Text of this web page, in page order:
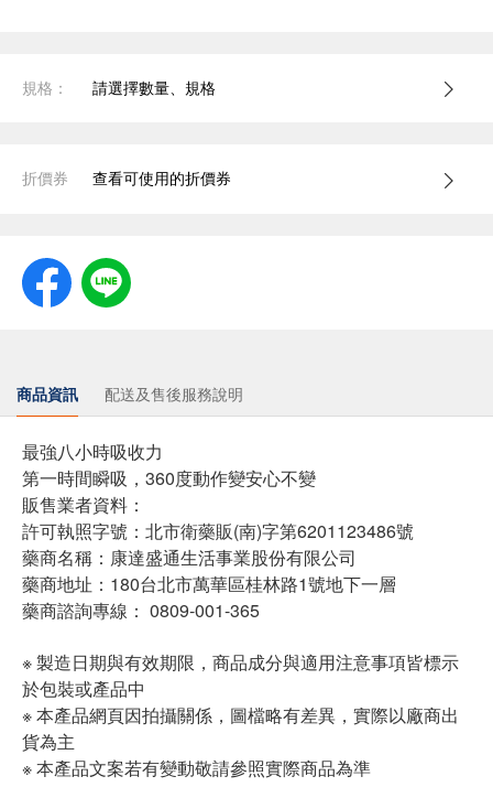
規格： 請選擇數量、規格
折價券 查看可使用的折價券
商品資訊 配送及售後服務說明
最強八小時吸收力
第一時間瞬吸，360度動作變安心不變
販售業者資料：
許可執照字號：北市衛藥販(南)字第6201123486號
藥商名稱：康達盛通生活事業股份有限公司
藥商地址：180台北市萬華區桂林路1號地下一層
藥商諮詢專線： 0809-001-365
※ 製造日期與有效期限，商品成分與適用注意事項皆標示
於包裝或產品中
※ 本產品網頁因拍攝關係，圖檔略有差異，實際以廠商出
貨為主
※ 本產品文案若有變動敬請參照實際商品為準